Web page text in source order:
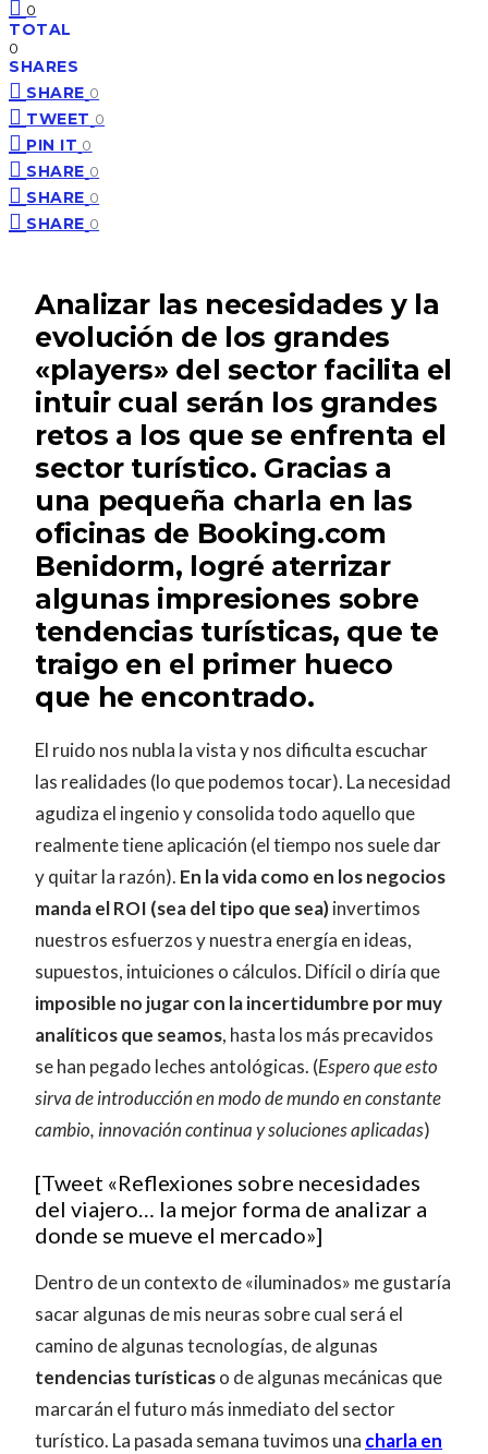
0
TOTAL
0
SHARES
SHARE 0
TWEET 0
PIN IT 0
SHARE 0
SHARE 0
SHARE 0
Analizar las necesidades y la
evolución de los grandes
«players» del sector facilita el
intuir cual serán los grandes
retos a los que se enfrenta el
sector turístico. Gracias a
una pequeña charla en las
oficinas de Booking.com
Benidorm, logré aterrizar
algunas impresiones sobre
tendencias turísticas, que te
traigo en el primer hueco
que he encontrado.
El ruido nos nubla la vista y nos dificulta escuchar
las realidades (lo que podemos tocar). La necesidad
agudiza el ingenio y consolida todo aquello que
realmente tiene aplicación (el tiempo nos suele dar
y quitar la razón). En la vida como en los negocios
manda el ROI (sea del tipo que sea)invertimos
nuestros esfuerzos y nuestra energía en ideas,
supuestos, intuiciones o cálculos. Difícil o diría que
imposible no jugar con la incertidumbre por muy
analíticos que seamos, hasta los más precavidos
se han pegado leches antológicas. (Espero que esto
sirva de introducción en modo de mundo en constante
cambio, innovación continua y soluciones aplicadas)
[Tweet «Reflexiones sobre necesidades
del viajero… la mejor forma de analizar a
donde se mueve el mercado»]
Dentro de un contexto de «iluminados» me gustaría
sacar algunas de mis neuras sobre cual será el
camino de algunas tecnologías, de algunas
tendencias turísticaso de algunas mecánicas que
marcarán el futuro más inmediato del sector
turístico. La pasada semana tuvimos una charla en